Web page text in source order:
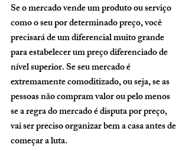
Se o mercado vende um produto ou serviço
como o seu por determinado preço, você
precisará de um diferencial muito grande
para estabelecer um preço diferenciado de
nível superior. Se seu mercado é
extremamente comoditizado, ou seja, se as
pessoas não compram valor ou pelo menos
se a regra do mercado é disputa por preço,
vai ser preciso organizar bem a casa antes de
começar a luta.